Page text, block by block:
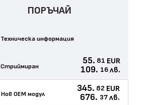
ПОРЪЧАЙ
Техническа информация
Стриймиран
55. 81 EUR
109. 16 лв.
Нов ОЕМ модул
345. 82 EUR
676. 37 лв.